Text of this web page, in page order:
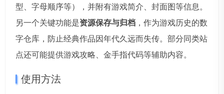
型、字母顺序等），并附有游戏简介、封面图等信息。
另一个关键功能是资源保存与归档 ，作为游戏历史的数
字仓库，防止经典作品因年代久远而失传。部分同类站
点还可能提供游戏攻略、金手指代码等辅助内容。
使用方法